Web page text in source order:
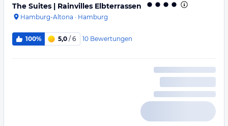
The Suites | Rainvilles Elbterrassen
Hamburg-Altona · Hamburg
100% 5,0 / 6 10 Bewertungen